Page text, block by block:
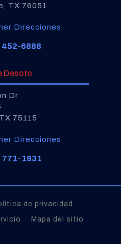
TX 76051
Direcciones
452-6888
Desoto
Dr
75115
Direcciones
771-1931
de privacidad
Mapa del sitio